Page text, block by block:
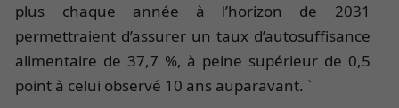
plus chaque année à l’horizon de 2031
permettraient d’assurer un taux d’autosuffisance
alimentaire de 37,7 %, à peine supérieur de 0,5
point à celui observé 10 ans auparavant. `